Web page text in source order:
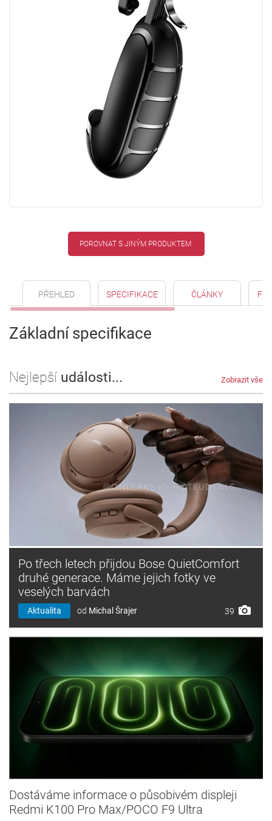
POROVNAT S JINÝM PRODUKTEM
PŘEHLED SPECIFIKACE ČLÁNKY
Základní specifikace
Nejlepší události... Zobrazit vše
Po třech letech přijdou Bose QuietComfort
druhé generace. Máme jejich fotky ve
veselých barvách
Aktualita od Michal Šrajer 39
Dostáváme informace o působivém displeji
Redmi K100 Pro Max/POCO F9 Ultra